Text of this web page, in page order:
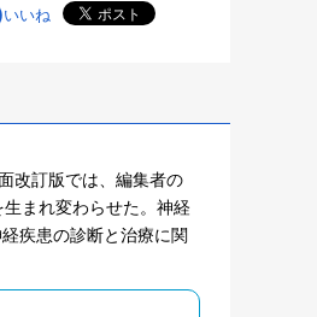
いいね
改訂版では、編集者の
まれ変わらせた。神経
疾患の診断と治療に関